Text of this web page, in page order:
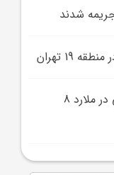
تهران
انفجار و آوار يک ساختمان مسکوني در ملارد 8